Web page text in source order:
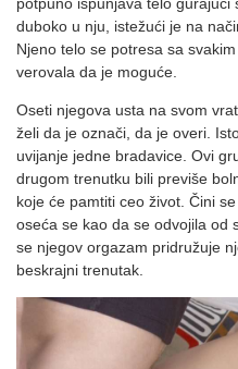
duboko u nju, istežući je na
Njeno telo se potresa sa
verovala da je moguće.
Oseti njegova usta na svom
želi da je označi, da je overi.
uvijanje jedne bradavice. Ovi
drugom trenutku bili previše
koje će pamtiti ceo život. Čini
oseća se kao da se odvojila
se njegov orgazam pridružuje
beskrajni trenutak.